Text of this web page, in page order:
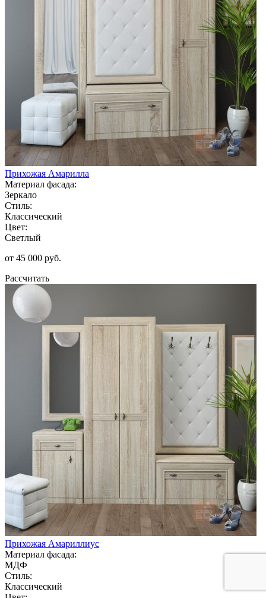
Прихожая Амарилла
Материал фасада:
Зеркало
Стиль:
Классический
Цвет:
Светлый
от 45 000 руб.
Рассчитать
Прихожая Амариллиус
Материал фасада:
МДФ
Стиль:
Классический